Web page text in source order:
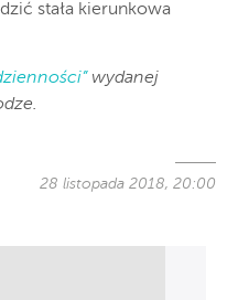
stała kierunkowa
wydanej
28 listopada 2018, 20:00